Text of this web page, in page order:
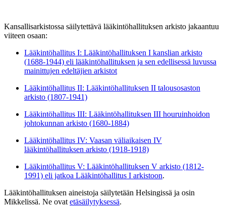
Kansallisarkistossa säilytettävä lääkintöhallituksen arkisto jakaantuu
viiteen osaan:
Lääkintöhallitus I: Lääkintöhallituksen I kanslian arkisto
(1688-1944) eli lääkintöhallituksen ja sen edellisessä luvussa
mainittujen edeltäjien arkistot
Lääkintöhallitus II: Lääkintöhallituksen II talousosaston
arkisto (1807-1941)
Lääkintöhallitus III: Lääkintöhallituksen III houruinhoidon
johtokunnan arkisto (1680-1884)
Lääkintöhallitus IV: Vaasan väliaikaisen IV
lääkintöhallituksen arkisto (1918-1918)
Lääkintöhallitus V: Lääkintöhallituksen V arkisto (1812-
1991) eli jatkoa Lääkintöhallitus I arkistoon.
Lääkintöhallituksen aineistoja säilytetään Helsingissä ja osin
Mikkelissä. Ne ovat etäsäilytyksessä.